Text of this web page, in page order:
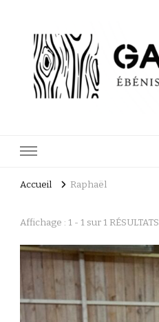
Accueil Raphaël
Affichage : 1 - 1 sur 1 RÉSULTATS